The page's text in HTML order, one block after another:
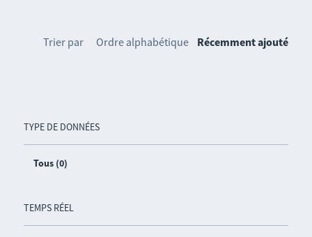
TYPE DE DONNÉES
Tous (0)
TEMPS RÉEL
Trier par Ordre alphabétique Récemment ajouté